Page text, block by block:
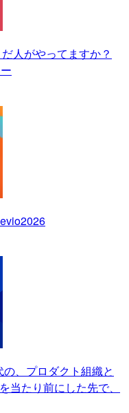
人がやってますか？
の、プロダクト組織と
たり前にした先で、